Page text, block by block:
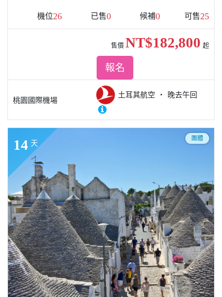
機位26 已售0 候補0 可售25
桃園國際機場
土耳其航空 晚去午回
售價 NT$182,800 起
報名
14 天
團體